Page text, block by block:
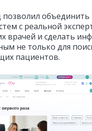
объединить
с реальной
врачей и сделать
не только для
пациентов.